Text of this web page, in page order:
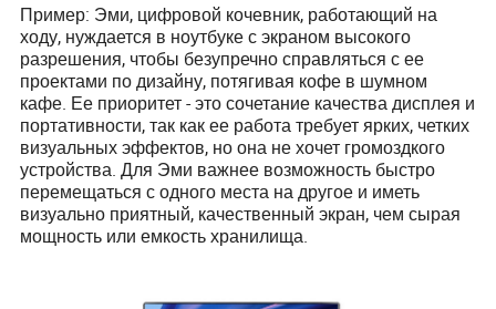
Пример: Эми, цифровой кочевник, работающий на
ходу, нуждается в ноутбуке с экраном высокого
разрешения, чтобы безупречно справляться с ее
проектами по дизайну, потягивая кофе в шумном
кафе. Ее приоритет - это сочетание качества дисплея и
портативности, так как ее работа требует ярких, четких
визуальных эффектов, но она не хочет громоздкого
устройства. Для Эми важнее возможность быстро
перемещаться с одного места на другое и иметь
визуально приятный, качественный экран, чем сырая
мощность или емкость хранилища.